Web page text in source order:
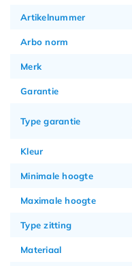
Artikelnummer
Arbo norm
Merk
Garantie
Type garantie
Kleur
Minimale hoogte
Maximale hoogte
Type zitting
Materiaal